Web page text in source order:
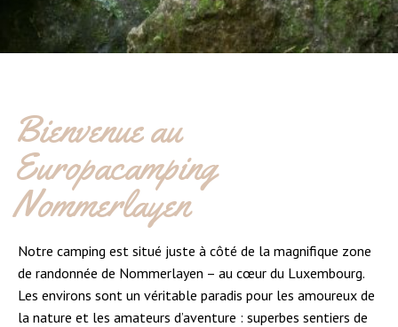
Bienvenue au
Europacamping
Nommerlayen
Notre camping est situé juste à côté de la magnifique zone
de randonnée de Nommerlayen – au cœur du Luxembourg.
Les environs sont un véritable paradis pour les amoureux de
la nature et les amateurs d’aventure : superbes sentiers de